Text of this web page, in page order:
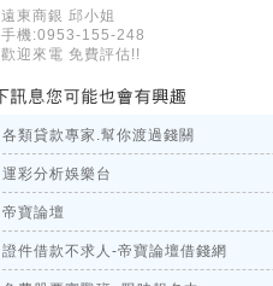
遠東商銀 邱小姐
手機:0953-155-248
歡迎來電 免費評估!!
各類貸款專家.幫你渡過錢關
運彩分析娛樂台
帝寶論壇
證件借款不求人-帝寶論壇借錢網